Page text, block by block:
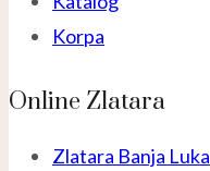
Korpa
Online Zlatara
Zlatara Banja Luka